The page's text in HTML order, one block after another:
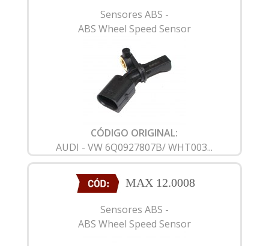
Sensores ABS -
ABS Wheel Speed Sensor
CÓDIGO ORIGINAL:
AUDI - VW 6Q0927807B/ WHT003...
MAX 12.0008
Sensores ABS -
ABS Wheel Speed Sensor